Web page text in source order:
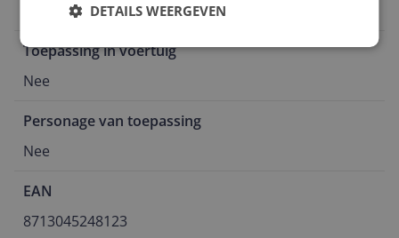
Overige kenmerken
Toepassing in voertuig
Nee
Personage van toepassing
Nee
EAN
8713045248123
DETAILS WEERGEVEN